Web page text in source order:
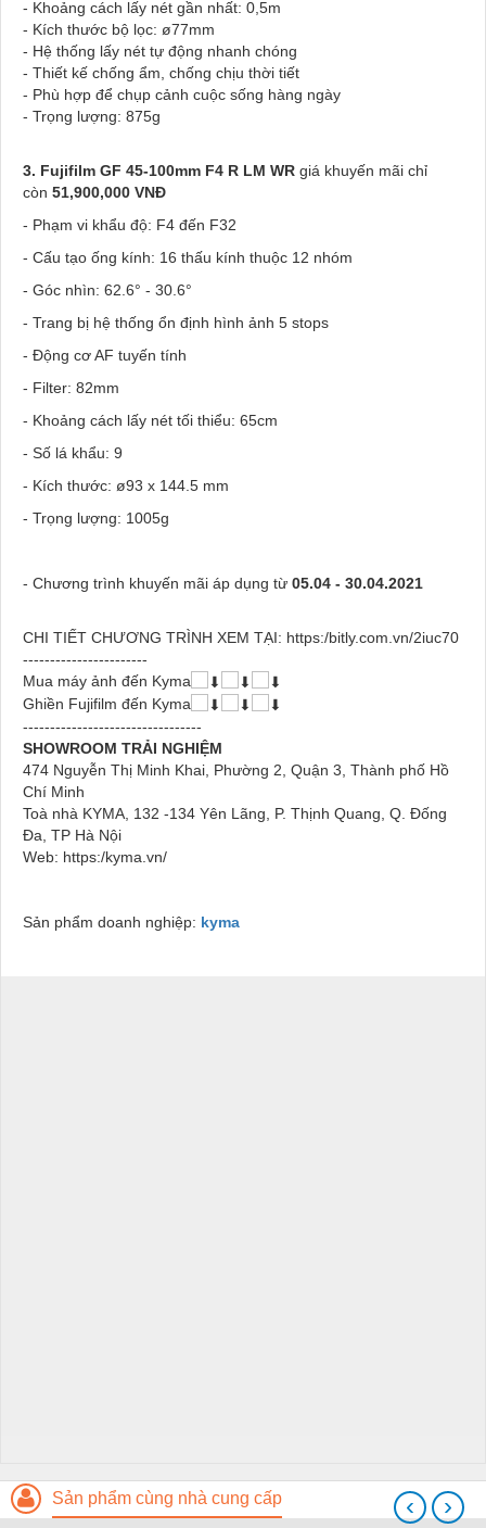
- Khoảng cách lấy nét gần nhất: 0,5m
- Kích thước bộ lọc: ø77mm
- Hệ thống lấy nét tự động nhanh chóng
- Thiết kế chống ẩm, chống chịu thời tiết
- Phù hợp để chụp cảnh cuộc sống hàng ngày
- Trọng lượng: 875g
3. Fujifilm GF 45-100mm F4 R LM WR giá khuyến mãi chỉ
còn 51,900,000 VNĐ
- Phạm vi khẩu độ: F4 đến F32
- Cấu tạo ống kính: 16 thấu kính thuộc 12 nhóm
- Góc nhìn: 62.6° - 30.6°
- Trang bị hệ thống ổn định hình ảnh 5 stops
- Động cơ AF tuyến tính
- Filter: 82mm
- Khoảng cách lấy nét tối thiểu: 65cm
- Số lá khẩu: 9
- Kích thước: ø93 x 144.5 mm
- Trọng lượng: 1005g
- Chương trình khuyến mãi áp dụng từ 05.04 - 30.04.2021
CHI TIẾT CHƯƠNG TRÌNH XEM TẠI: https:/bitly.com.vn/2iuc70
-----------------------
Mua máy ảnh đến Kyma
Ghiền Fujifilm đến Kyma
---------------------------------
SHOWROOM TRẢI NGHIỆM
474 Nguyễn Thị Minh Khai, Phường 2, Quận 3, Thành phố Hồ
Chí Minh
Toà nhà KYMA, 132 -134 Yên Lãng, P. Thịnh Quang, Q. Đống
Đa, TP Hà Nội
Web: https:/kyma.vn/
Sản phẩm doanh nghiệp: kyma
Sản phẩm cùng nhà cung cấp ‹ ›